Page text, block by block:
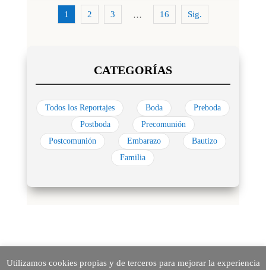
1 2 3 … 16 Sig.
Todos los Reportajes Boda
Preboda
Postboda
Precomunión
Postcomunión
Embarazo
Bautizo
Familia
Utilizamos cookies propias y de terceros para mejorar la experiencia